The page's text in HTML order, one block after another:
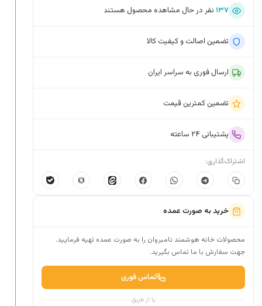
۱۳۷ نفر در حال مشاهده محصول هستند
تضمین اصالت و کیفیت کالا
ارسال فوری به سراسر ایران
تضمین کمترین قیمت
پشتیبانی ۲۴ ساعته
اشتراک‌گذاری:
خرید به صورت عمده
محصولات خانه هوشمند نامبروان را به صورت عمده تهیه فرمایید.
جهت سفارش با ما تماس بگیرید.
تماس فوری
یا از طریق